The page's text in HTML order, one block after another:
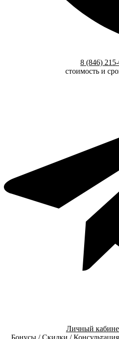
8 (846)
стоимость и
Личный
Бонусы / Скидки /